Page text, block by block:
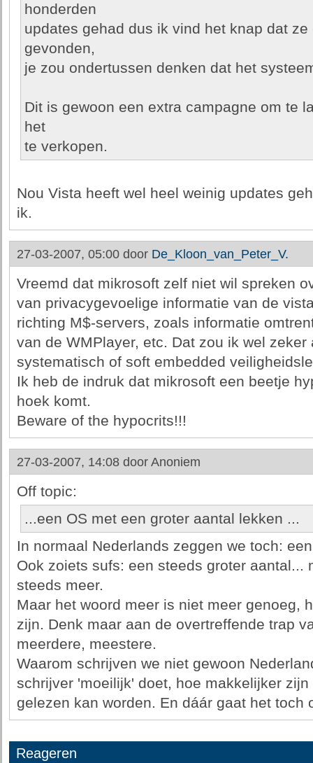
honderden
updates gehad dus ik vind het knap dat
gevonden,
je zou ondertussen denken dat het
Dit is gewoon een extra campagne om te
het
te verkopen.
Nou Vista heeft wel heel weinig updates
ik.
27-03-2007, 05:00 door De_Kloon_van_Peter_V.
Vreemd dat mikrosoft zelf niet wil spreken
van privacygevoelige informatie van de
richting M$-servers, zoals informatie
van de WMPlayer, etc. Dat zou ik wel zeker
systematisch of soft embedded
Ik heb de indruk dat mikrosoft een beetje
hoek komt.
Beware of the hypocrits!!!
27-03-2007, 14:08 door Anoniem
Off topic:
...een OS met een groter aantal lekken ...
In normaal Nederlands zeggen we toch:
Ook zoiets sufs: een steeds groter aantal...
steeds meer.
Maar het woord meer is niet meer genoeg,
zijn. Denk maar aan de overtreffende trap
meerdere, meestere.
Waarom schrijven we niet gewoon
schrijver 'moeilijk' doet, hoe makkelijker zijn
gelezen kan worden. En dáár gaat het toch
Reageren